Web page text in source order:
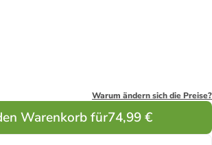
Warum ändern sich die Preise?
Warenkorb für74,99 €